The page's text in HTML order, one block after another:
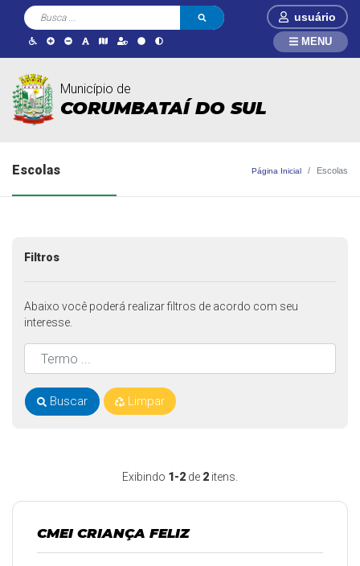
usuário
Município de
CORUMBATAÍ DO SUL
MENU
Escolas Página Inicial Escolas
Exibindo 1-2 de 2 itens.
CMEI CRIANÇA FELIZ
Filtros
Abaixo você poderá realizar filtros de acordo com seu
interesse.
Buscar Limpar